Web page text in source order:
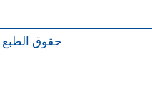
حقوق الطبع